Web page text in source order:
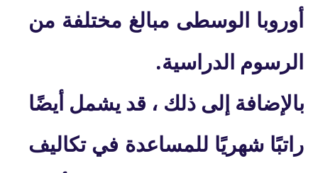
أوروبا الوسطى مبالغ مختلفة من
الرسوم الدراسية.
بالإضافة إلى ذلك ، قد يشمل أيضًا
راتبًا شهريًا للمساعدة في تكاليف